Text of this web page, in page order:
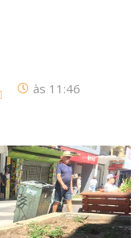
às 11:46